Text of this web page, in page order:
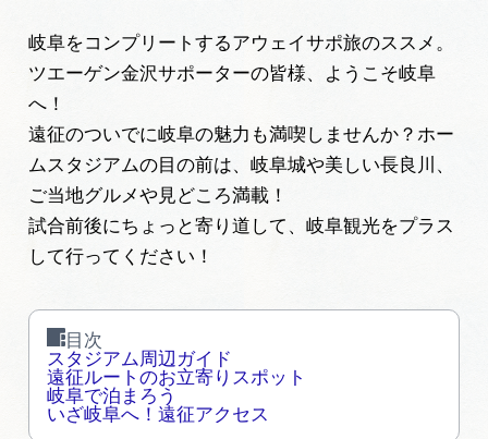
旅の予約
インフォメーション
ぎふ旅レポーター記事
早わかり岐阜
買い物・お土産
体験予約サイト「ＶＩＳＩＴ岐阜県」
岐阜県アウトドア観光キャンペーン
岐阜をコンプリートするアウェイサポ旅のススメ。
ツエーゲン金沢サポーターの皆様、ようこそ岐阜
へ！
遠征のついでに岐阜の魅力も満喫しませんか？ホー
ムスタジアムの目の前は、岐阜城や美しい長良川、
ご当地グルメや見どころ満載！
試合前後にちょっと寄り道して、岐阜観光をプラス
して行ってください！
目次
スタジアム周辺ガイド
遠征ルートのお立寄りスポット
岐阜で泊まろう
いざ岐阜へ！遠征アクセス